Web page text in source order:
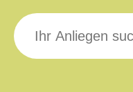
Suche
nach: